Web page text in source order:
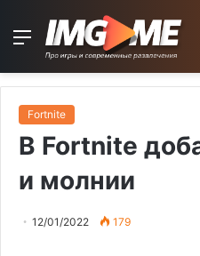
Menu
Fortnite
В Fortnite
и молнии
12/01/2022 179